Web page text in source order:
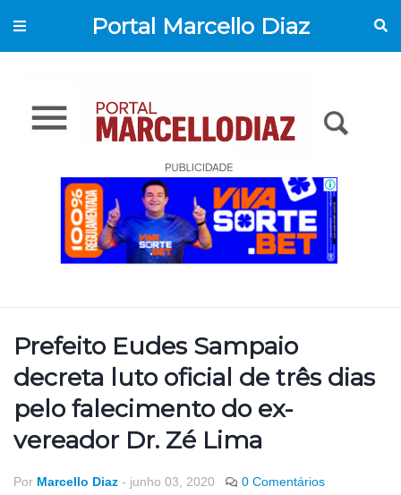
Portal Marcello Diaz
Prefeito Eudes Sampaio
decreta luto oficial de três dias
pelo falecimento do ex-
vereador Dr. Zé Lima
Por Marcello Diaz - junho 03, 2020 0 Comentários